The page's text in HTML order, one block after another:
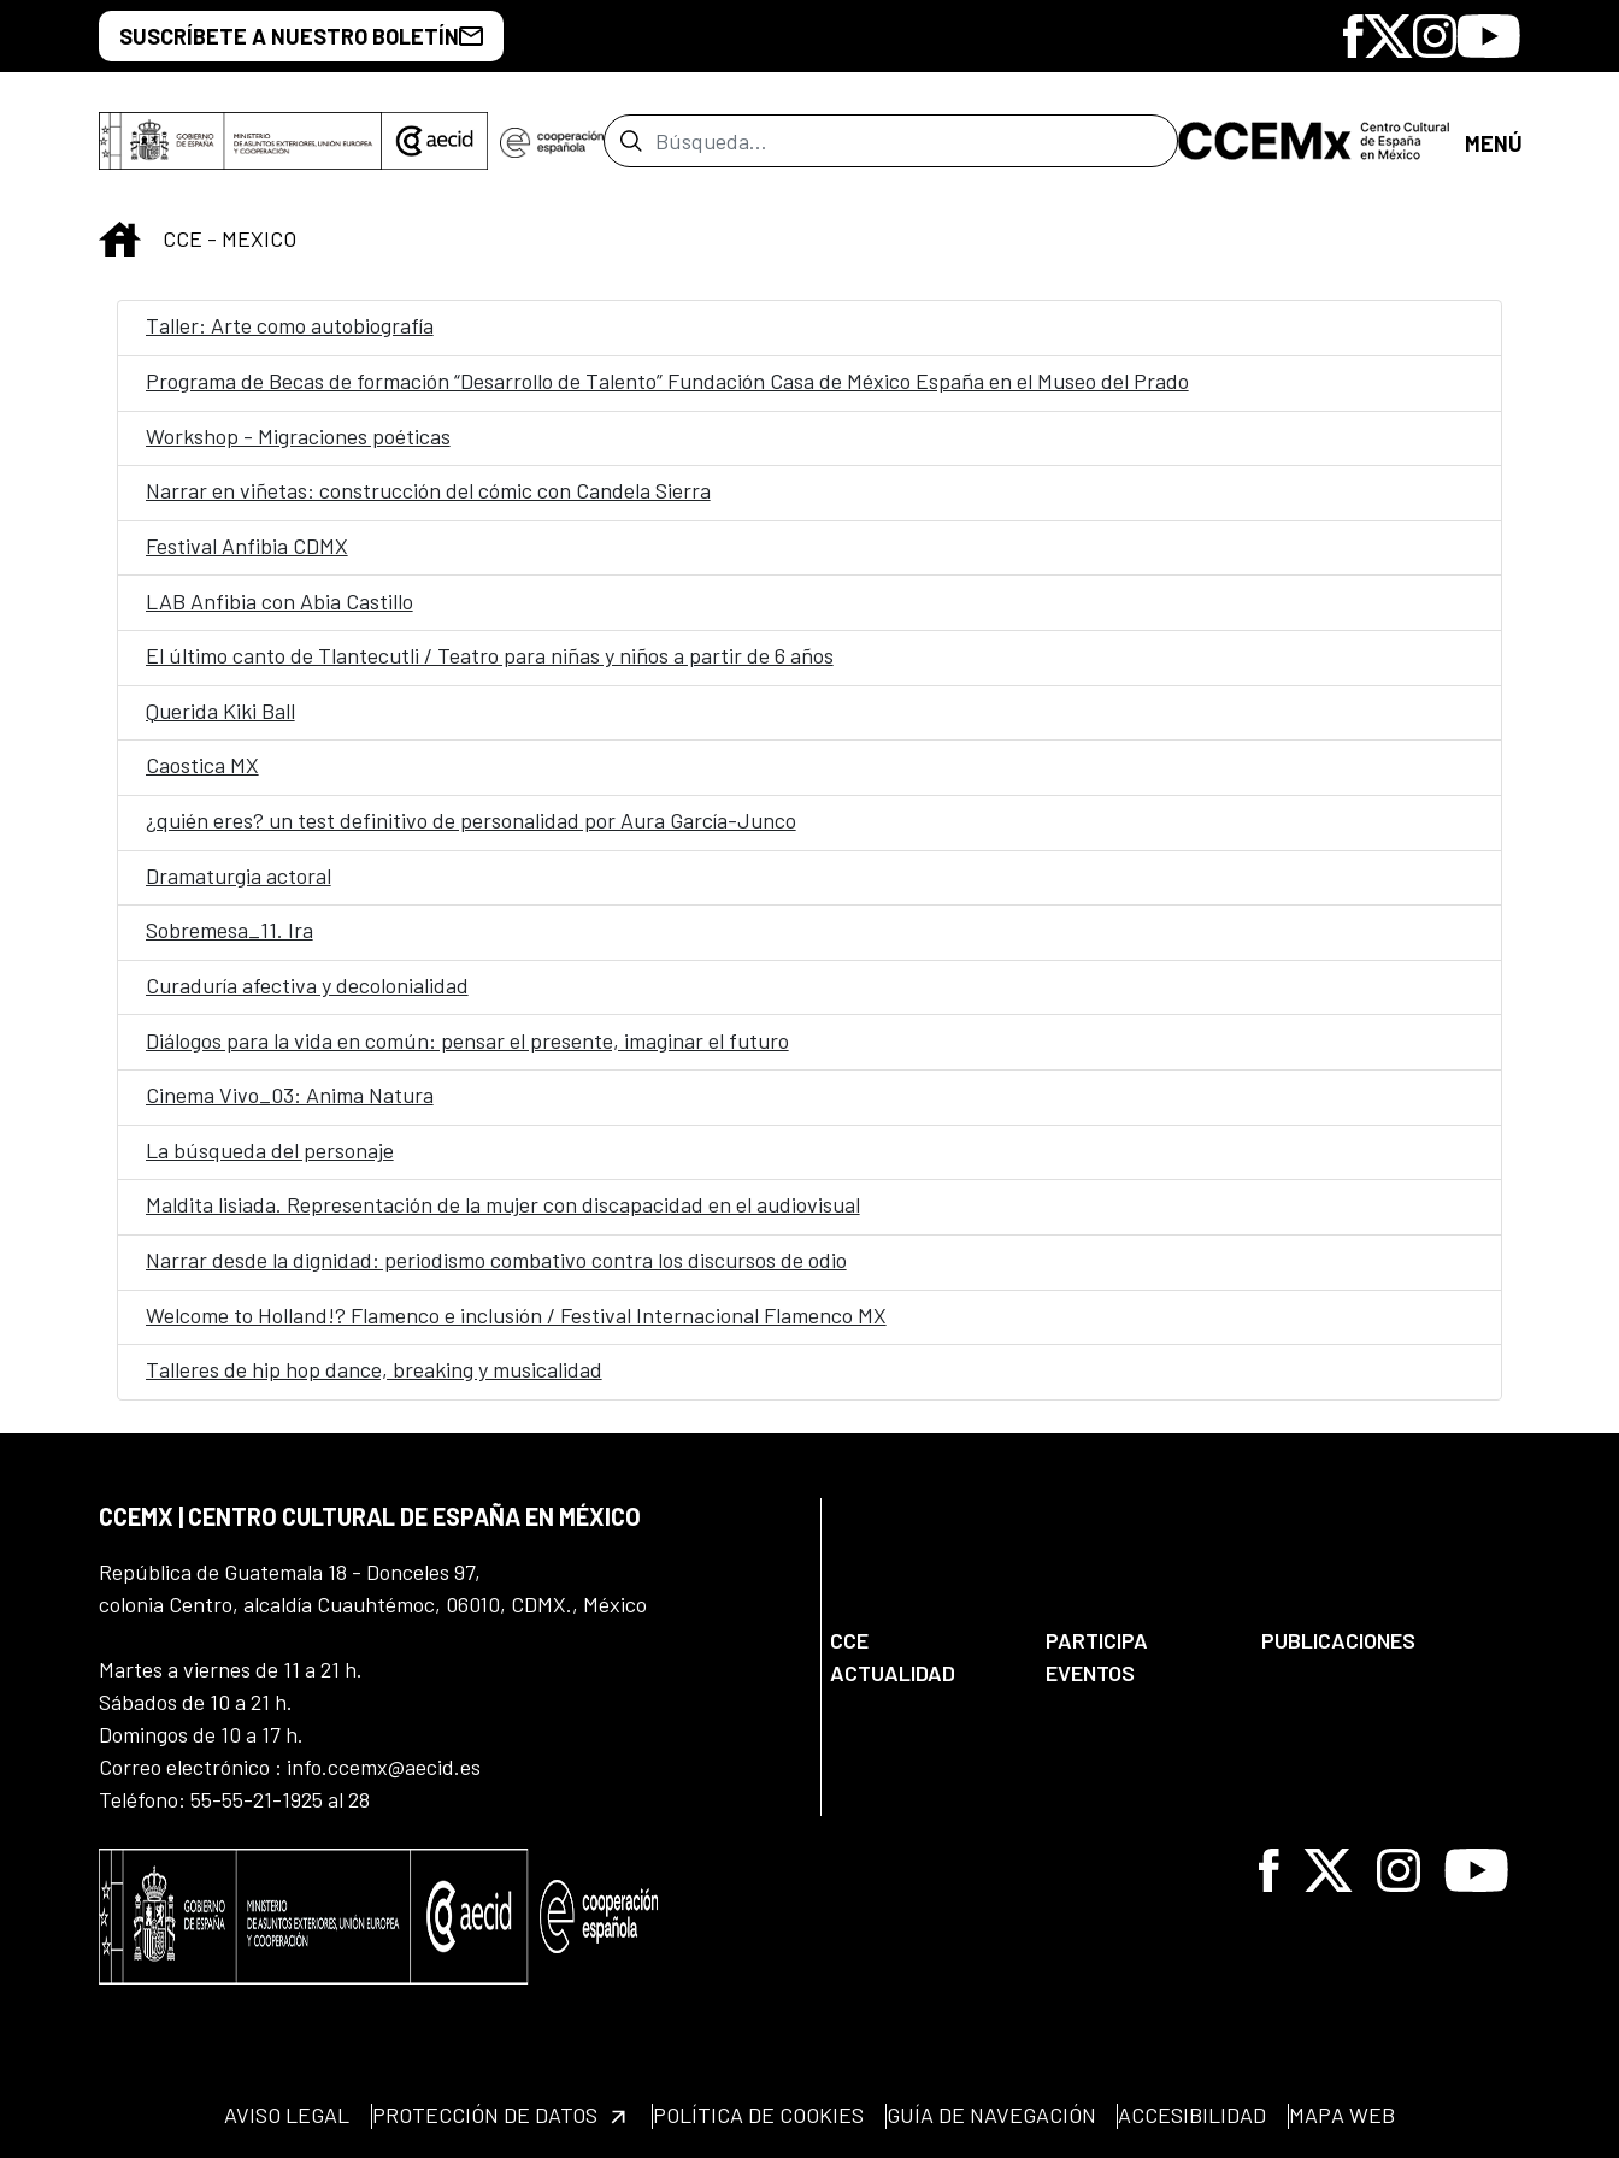
Saltar al contenido principal
SUSCRÍBETE A NUESTRO BOLETÍN Facebook
X Instagram
Youtube
Barra de búsqueda MENÚ
INICIO
CCE - MEXICO
Taller: Arte como autobiografía
Programa de Becas de formación “Desarrollo de Talento” Fundación Casa de México España en el Museo del Prado
Workshop - Migraciones poéticas
Narrar en viñetas: construcción del cómic con Candela Sierra
Festival Anfibia CDMX
LAB Anfibia con Abia Castillo
El último canto de Tlantecutli / Teatro para niñas y niños a partir de 6 años
Querida Kiki Ball
Caostica MX
¿quién eres? un test definitivo de personalidad por Aura García-Junco
Dramaturgia actoral
Sobremesa_11. Ira
Curaduría afectiva y decolonialidad
Diálogos para la vida en común: pensar el presente, imaginar el futuro
Cinema Vivo_03: Anima Natura
La búsqueda del personaje
Maldita lisiada. Representación de la mujer con discapacidad en el audiovisual
Narrar desde la dignidad: periodismo combativo contra los discursos de odio
Welcome to Holland!? Flamenco e inclusión / Festival Internacional Flamenco MX
Talleres de hip hop dance, breaking y musicalidad
CCEMX | CENTRO CULTURAL DE ESPAÑA EN MÉXICO
República de Guatemala 18 - Donceles 97,
colonia Centro, alcaldía Cuauhtémoc, 06010, CDMX., México
Martes a viernes de 11 a 21 h.
Sábados de 10 a 21 h.
Domingos de 10 a 17 h.
Correo electrónico : info.ccemx@aecid.es
Teléfono: 55-55-21-1925 al 28
CCE PARTICIPA
PUBLICACIONES
ACTUALIDAD
EVENTOS
Facebook
X InstagramYoutube
AVISO LEGAL PROTECCIÓN DE DATOS POLÍTICA DE COOKIES GUÍA DE NAVEGACIÓN ACCESIBILIDAD MAPA WEB